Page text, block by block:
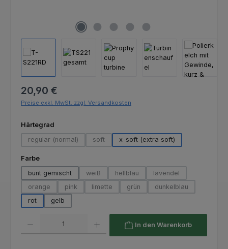
Regulärer Preis:
20,90 €
Preise exkl. MwSt. zzgl. Versandkosten
Härtegrad
regular (normal)
(Diese Option ist zurzeit nicht verfügbar.)
soft
(Diese Option ist zurzeit nicht verfügbar.)
x-soft (extra soft)
Farbeauswählen
bunt gemischt
weiß
(Diese Option ist zurzeit nicht verfügbar.)
hellblau
(Diese Option ist zurzeit nicht
lavendel
(Diese Option ist
orange
(Diese Option ist zurzeit nicht verfügbar.)
pink
(Diese Option ist zurzeit nicht verfügbar.)
limette
(Diese Option ist zurzeit nicht verfügbar.)
grün
(Diese Option ist zurzeit nicht
dunkelblau
(Diese Option ist
rot gelb
In den Warenkorb